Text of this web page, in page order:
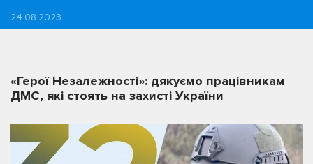
24.08.2023
«Герої Незалежності»: дякуємо працівникам
ДМС, які стоять на захисті України